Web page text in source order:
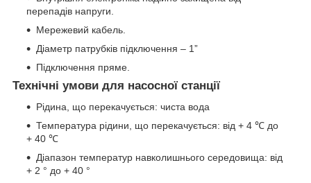
перепадів напруги.
Мережевий кабель.
Діаметр патрубків підключення – 1”
Підключення пряме.
Технічні умови для насосної станції
Рідина, що перекачується: чиста вода
Температура рідини, що перекачується: від + 4 ℃ до
+ 40 ℃
Діапазон температур навколишнього середовища: від
+ 2 ° до + 40 °